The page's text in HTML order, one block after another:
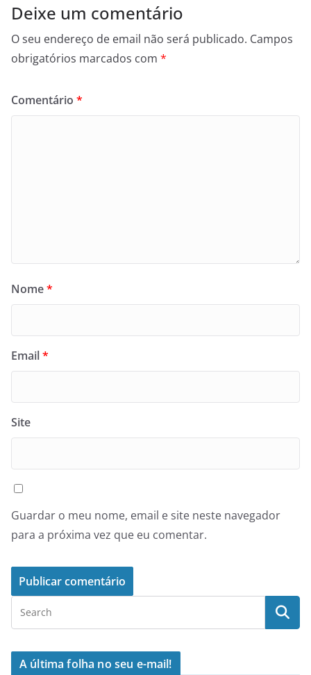
Deixe um comentário
O seu endereço de email não será publicado. Campos
obrigatórios marcados com *
Comentário *
Nome*
Email*
Site
Guardar o meu nome, email e site neste navegador
para a próxima vez que eu comentar.
A última folha no seu e-mail!